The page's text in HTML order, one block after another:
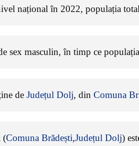
național în 2022, populația
sex masculin, în timp ce
de Județul Dolj, din Comuna
(Comuna Brădești,Județul Dolj)